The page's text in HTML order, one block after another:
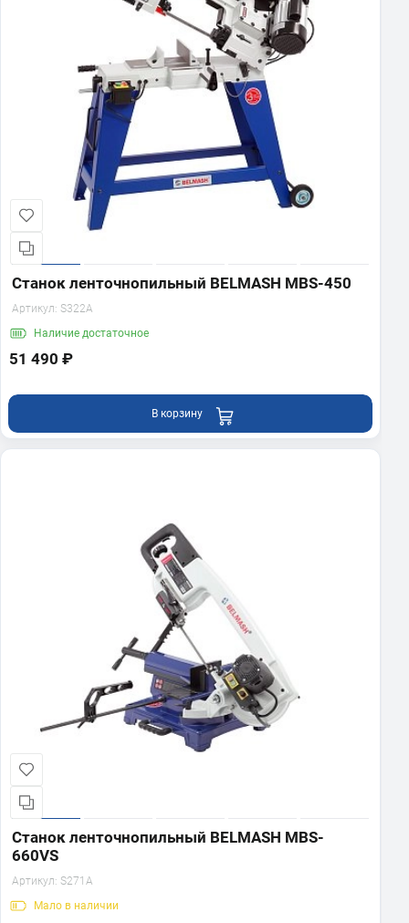
Станок ленточнопильный BELMASH MBS-450
Артикул: S322A
Наличие достаточное
51 490 ₽
В корзину
Станок ленточнопильный BELMASH MBS-
660VS
Артикул: S271A
Мало в наличии